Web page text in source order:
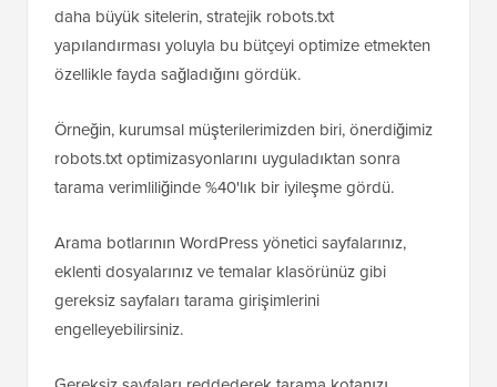
Binlerce WordPress sitesi üzerindeki testlerimizde,
daha büyük sitelerin, stratejik robots.txt
özellikle fayda sağladığını gördük.
Örneğin, kurumsal müşterilerimizden biri, önerdiğimiz
tarama verimliliğinde %40'lık bir iyileşme gördü.
Arama botlarının WordPress yönetici sayfalarınız,
eklenti dosyalarınız ve temalar klasörünüz gibi